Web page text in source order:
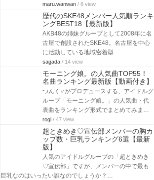
maru.wanwan / 6 view
歴代のSKE48メンバー人気順ランキ
ングBEST18【最新版】
AKB48の姉妹グループとして2008年に名
古屋で創設されたSKE48。名古屋を中心
に活動している地域密着型…
sagada / 14 view
モーニング娘。の人気曲TOP55！
名曲ランキング最新版【動画付き】
つんく♂がプロデュースする、アイドルグ
ループ「モーニング娘。」の人気曲・代
表曲をランキング形式でまとめてみま…
rogi / 47 view
超ときめき♡宣伝部メンバーの胸カ
ップ数・巨乳ランキング6選【最新
版】
人気のアイドルグループの「超ときめき
♡宣伝部」ですが、メンバーの中で最も
巨乳なのはいったい誰なのでしょうか？…